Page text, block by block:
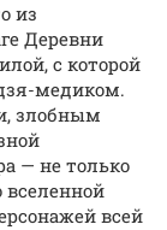
из
Деревни
с которой
медиком.
злобным
— не только
всей